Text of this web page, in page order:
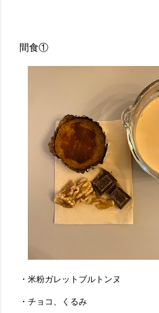
間食①
・米粉ガレットブルトンヌ
・チョコ、くるみ